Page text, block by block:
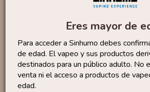
Eres mayor de
Para acceder a Sinhumo debes
de edad. El vapeo y sus productos
destinados para un público adulto. No
venta ni el acceso a productos de
edad.
Sales Bubble Gum 10ml
By...